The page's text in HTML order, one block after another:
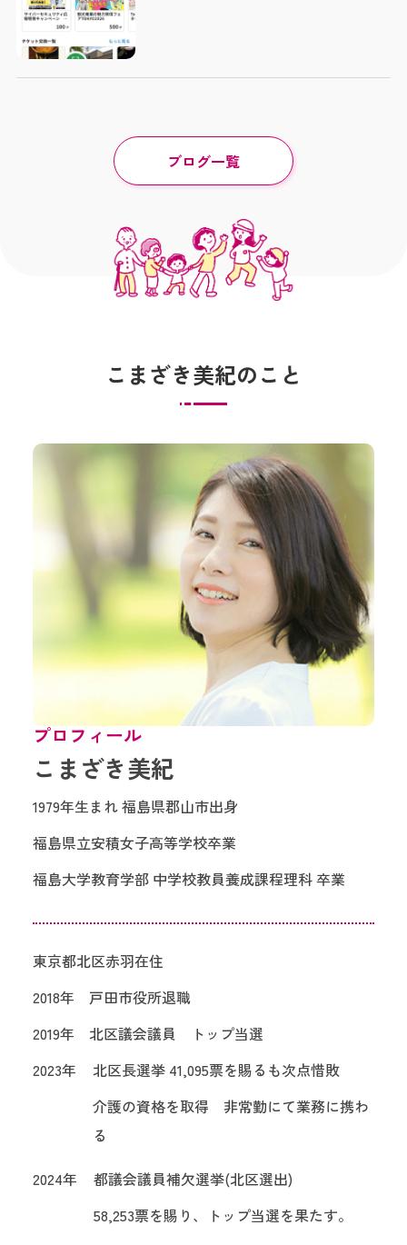
ブログ一覧
こまざき美紀のこと
プロフィール
こまざき美紀
1979年生まれ 福島県郡山市出身
福島県立安積女子高等学校卒業
福島大学教育学部 中学校教員養成課程理科 卒業
東京都北区赤羽在住
2018年 戸田市役所退職
2019年 北区議会議員 トップ当選
2023年
北区長選挙 41,095票を賜るも次点惜敗
介護の資格を取得 非常勤にて業務に携わ
る
2024年
都議会議員補欠選挙(北区選出)
58,253票を賜り、トップ当選を果たす。